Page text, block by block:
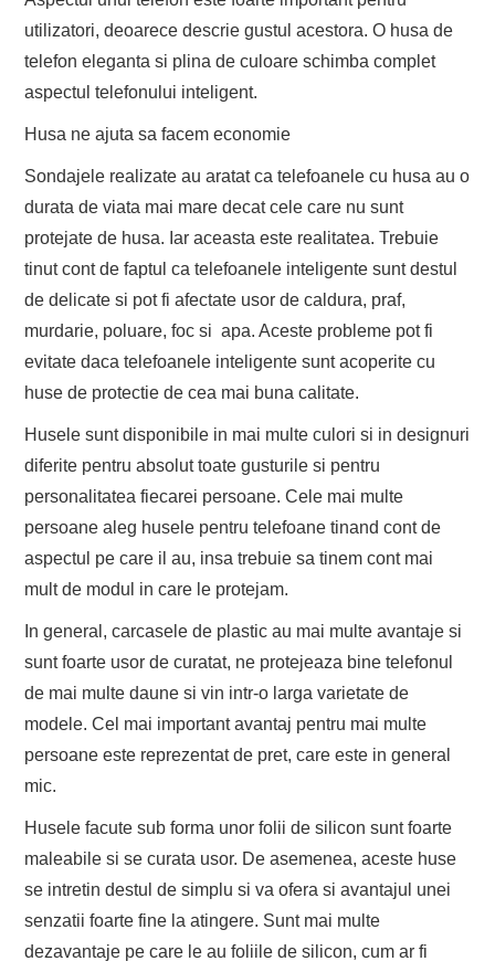
utilizatori, deoarece descrie gustul acestora. O husa de
telefon eleganta si plina de culoare schimba complet
aspectul telefonului inteligent.
Husa ne ajuta sa facem economie
Sondajele realizate au aratat ca telefoanele cu husa au o
durata de viata mai mare decat cele care nu sunt
protejate de husa. Iar aceasta este realitatea. Trebuie
tinut cont de faptul ca telefoanele inteligente sunt destul
de delicate si pot fi afectate usor de caldura, praf,
murdarie, poluare, foc si apa. Aceste probleme pot fi
evitate daca telefoanele inteligente sunt acoperite cu
huse de protectie de cea mai buna calitate.
Husele sunt disponibile in mai multe culori si in designuri
diferite pentru absolut toate gusturile si pentru
personalitatea fiecarei persoane. Cele mai multe
persoane aleg husele pentru telefoane tinand cont de
aspectul pe care il au, insa trebuie sa tinem cont mai
mult de modul in care le protejam.
In general, carcasele de plastic au mai multe avantaje si
sunt foarte usor de curatat, ne protejeaza bine telefonul
de mai multe daune si vin intr-o larga varietate de
modele. Cel mai important avantaj pentru mai multe
persoane este reprezentat de pret, care este in general
mic.
Husele facute sub forma unor folii de silicon sunt foarte
maleabile si se curata usor. De asemenea, aceste huse
se intretin destul de simplu si va ofera si avantajul unei
senzatii foarte fine la atingere. Sunt mai multe
dezavantaje pe care le au foliile de silicon, cum ar fi